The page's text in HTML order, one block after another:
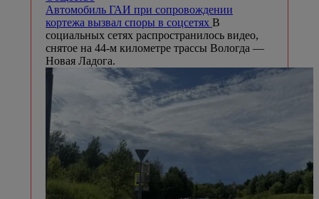
Автомобиль ГАИ при сопровождении
кортежа вызвал споры в соцсетях В
социальных сетях распространилось видео,
снятое на 44-м километре трассы Вологда —
Новая Ладога.